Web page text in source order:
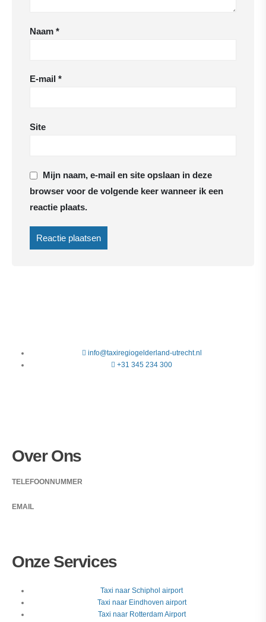
Naam *
E-mail *
Site
Mijn naam, e-mail en site opslaan in deze
browser voor de volgende keer wanneer ik een
reactie plaats.
info@taxiregiogelderland-utrecht.nl
+31 345 234 300
Over Ons
TELEFOONNUMMER
EMAIL
Onze Services
Taxi naar Schiphol airport
Taxi naar Eindhoven airport
Taxi naar Rotterdam Airport